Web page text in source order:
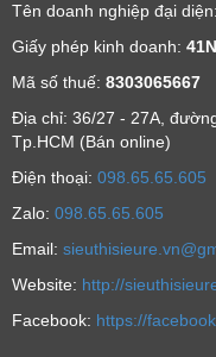
Tên doanh nghiệp đại diện:
Giấy phép kinh doanh:
Mã số thuế: 8303065667
Địa chỉ: 36/27 - 27A,
Tp.HCM (Bán online)
Ðiện thoại: 098.65.65.605
Zalo: 098.65.65.605
Email:
Website: http://
Facebook: https://